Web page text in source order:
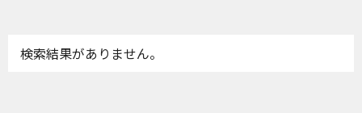
検索結果がありません。